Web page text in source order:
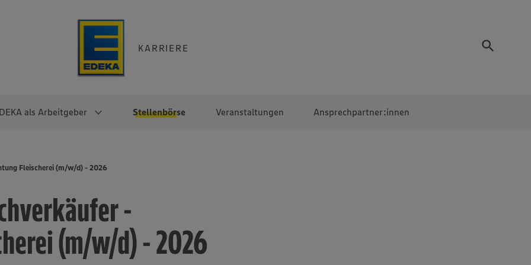
KARRIERE
als Arbeitgeber Stellenbörse Veranstaltungen Ansprechpartner:innen
Direkteinstieg
Noch Fragen?
Überblick
EDEKA Fruchtkontor
EDEKA Foodservice
EDEKA-
Fleischerei (m/w/d) - 2026
-
(m/w/d) - 2026